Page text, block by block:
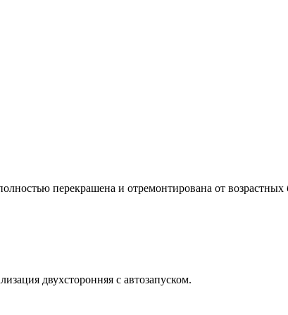
перекрашена и отремонтирована от
двухсторонняя с автозапуском.